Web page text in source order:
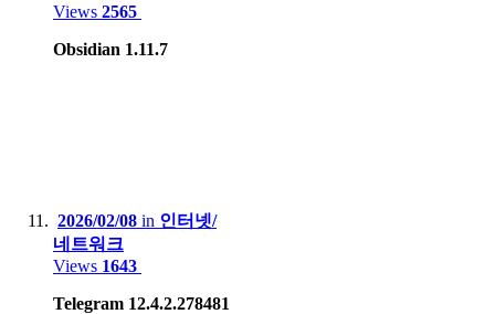
Views 2565
Obsidian 1.11.7
2026/02/08 in 인터넷/
네트워크
Views 1643
Telegram 12.4.2.278481